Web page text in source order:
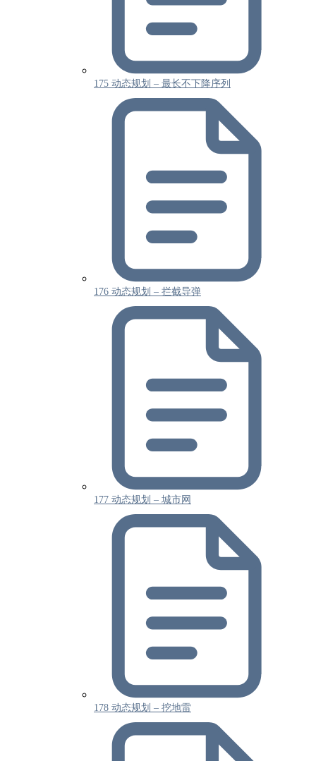
175 动态规划 – 最长不下降序列
176 动态规划 – 拦截导弹
177 动态规划 – 城市网
178 动态规划 – 挖地雷